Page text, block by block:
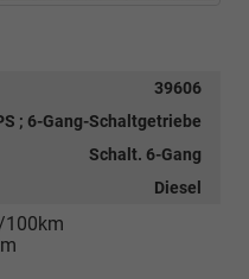
39606
; 6-Gang-Schaltgetriebe
Schalt. 6-Gang
Diesel
100km